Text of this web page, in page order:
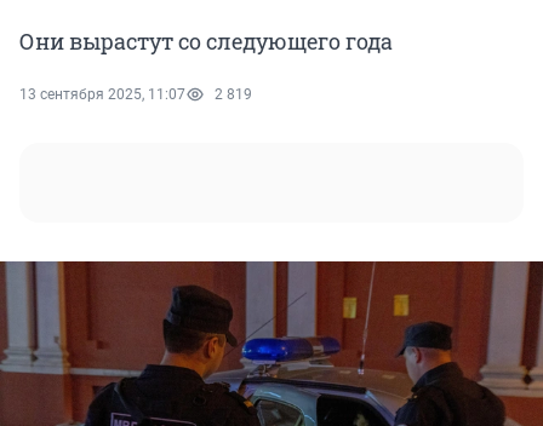
Они вырастут со следующего года
13 сентября 2025, 11:07 2 819